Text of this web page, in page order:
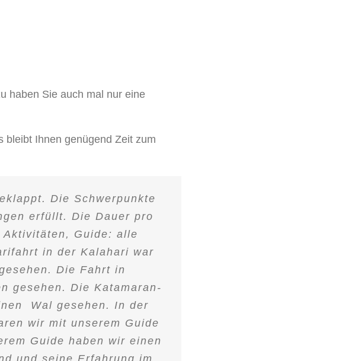
haben Sie auch mal nur eine
bleibt Ihnen genügend Zeit zum
Die Schwerpunkte
erfüllt. Die Dauer pro
Guide: alle
in der Kalahari war
Die Fahrt in
gesehen. Die Katamaran-
Wal gesehen. In der
wir mit unserem Guide
Guide haben wir einen
und seine Erfahrung im